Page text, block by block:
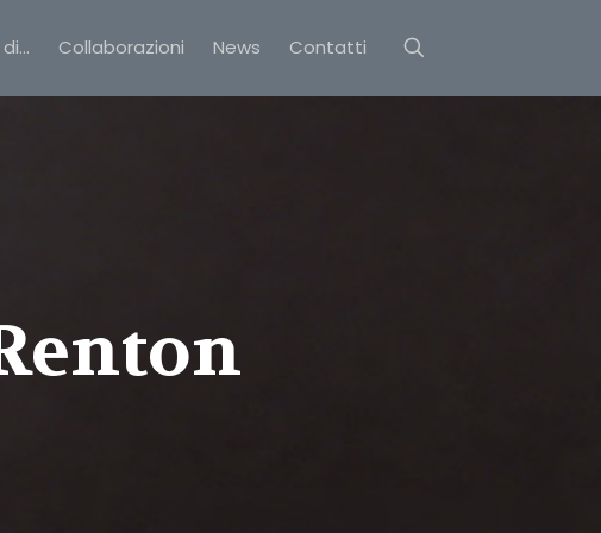
Collaborazioni News Contatti